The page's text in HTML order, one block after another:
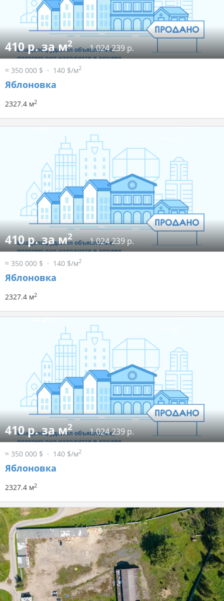
410 р. за м2 1 024 239 р.
≈ 350 000 $ 140 $/м2
Яблоновка
2327.4 м2
410 р. за м2 1 024 239 р.
≈ 350 000 $ 140 $/м2
Яблоновка
2327.4 м2
410 р. за м2 1 024 239 р.
≈ 350 000 $ 140 $/м2
Яблоновка
2327.4 м2